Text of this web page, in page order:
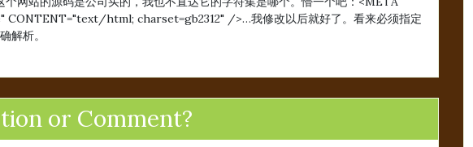
html; charset=gb2312" />…我修改以后就好了。看来必须指定
解析。
or Comment?